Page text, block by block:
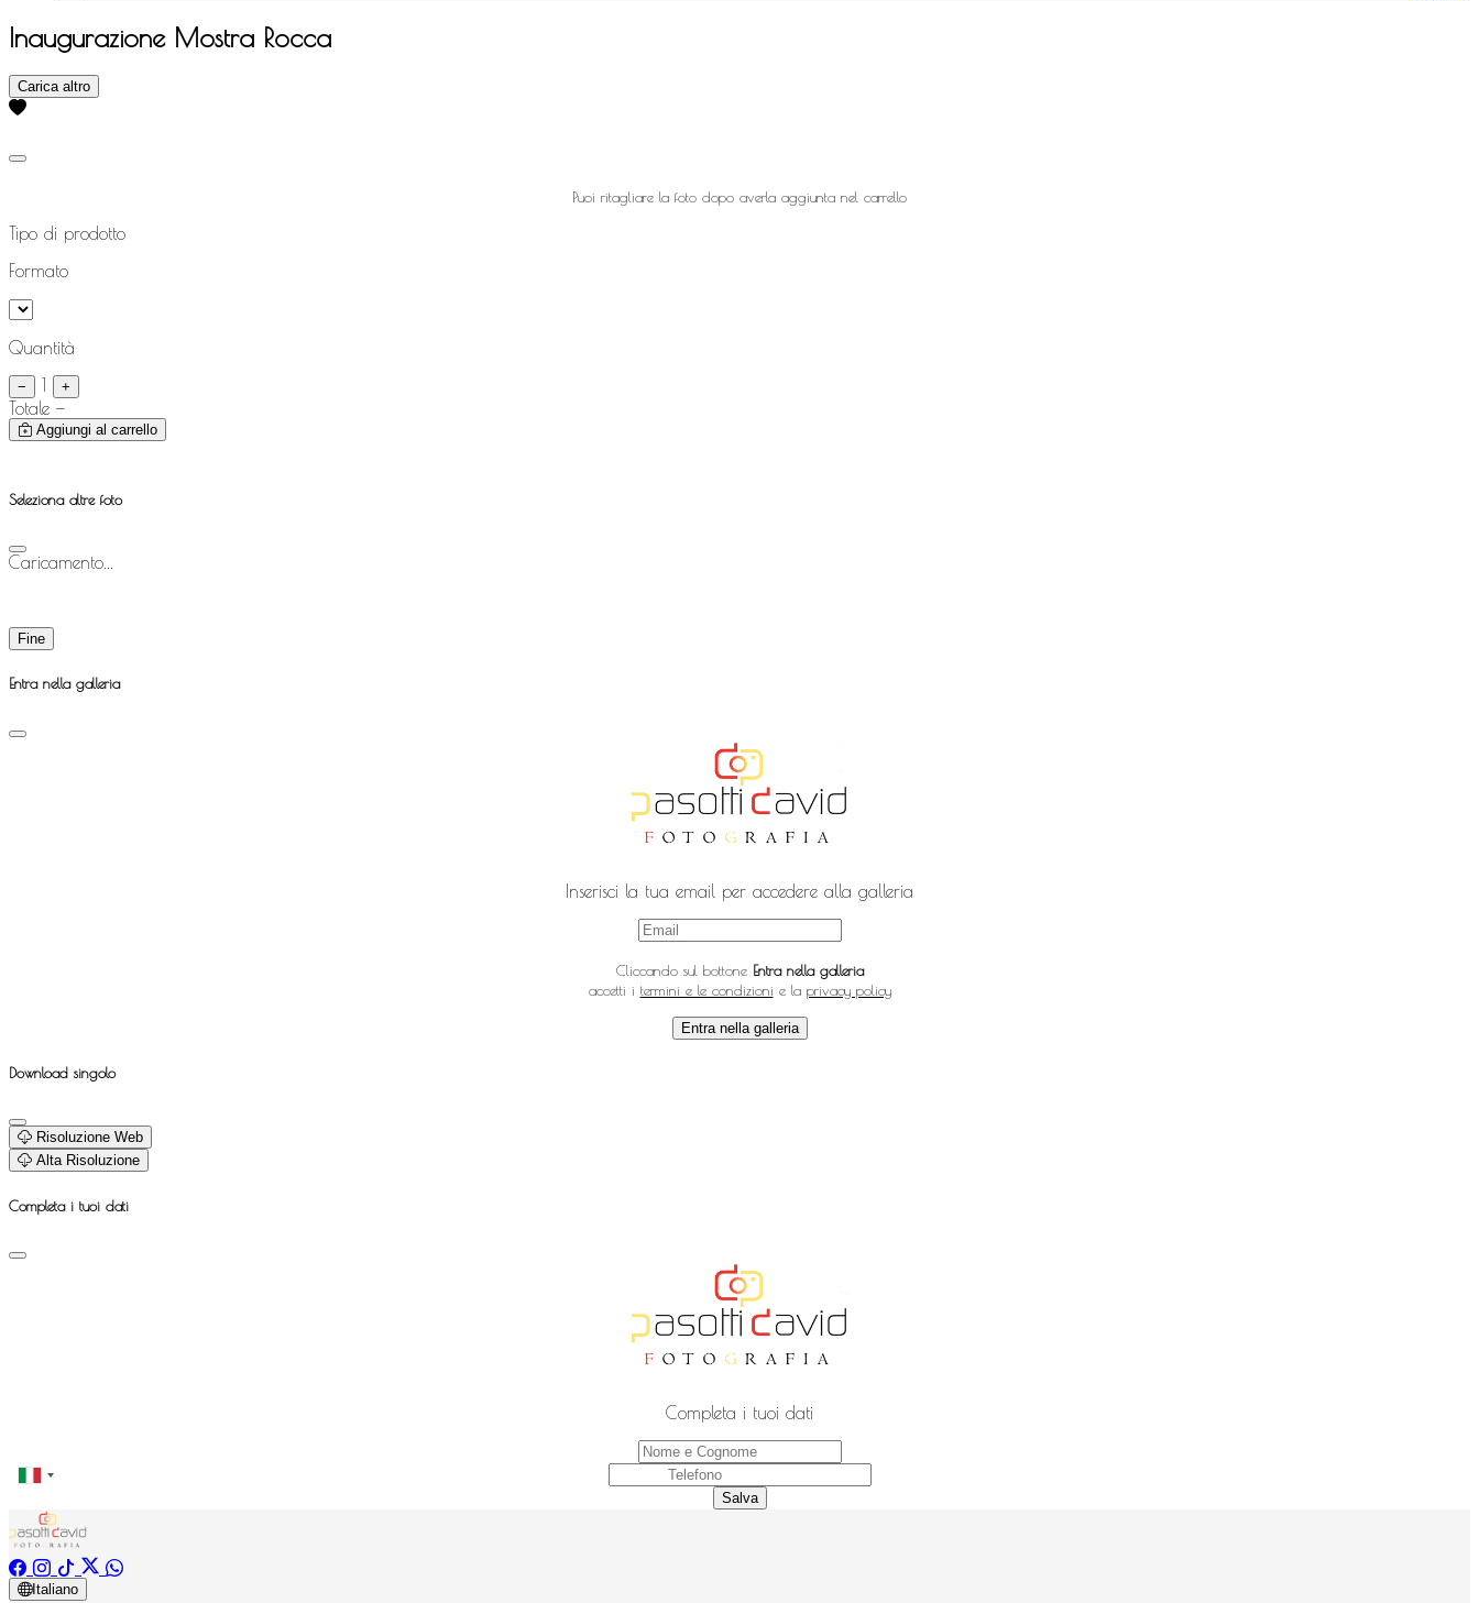
Inaugurazione Mostra Rocca
Carica altro
Puoi ritagliare la foto dopo averla aggiunta nel carrello
Tipo di prodotto
Formato
Quantità
− 1 +
Totale —
Aggiungi al carrello
Seleziona altre foto
Caricamento...
Fine
Entra nella galleria
Inserisci la tua email per accedere alla galleria
Cliccando sul bottone Entra nella galleria
accetti i termini e le condizioni e la privacy policy
Entra nella galleria
Download singolo
Risoluzione Web
Alta Risoluzione
Completa i tuoi dati
Completa i tuoi dati
Salva
Italiano